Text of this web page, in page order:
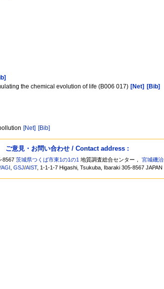
the chemical evolution of life (B006 017) [Net]
[Bib]
[Net] [Bib]
ご意見・お問い合わせ / Contact address :
8567茨城県つくば市東1の1の1 地質調査総合センター，宮城磯治
,GSJ/AIST, 1-1-1-7 Higashi, Tsukuba, Ibaraki 305-8567 JAPAN